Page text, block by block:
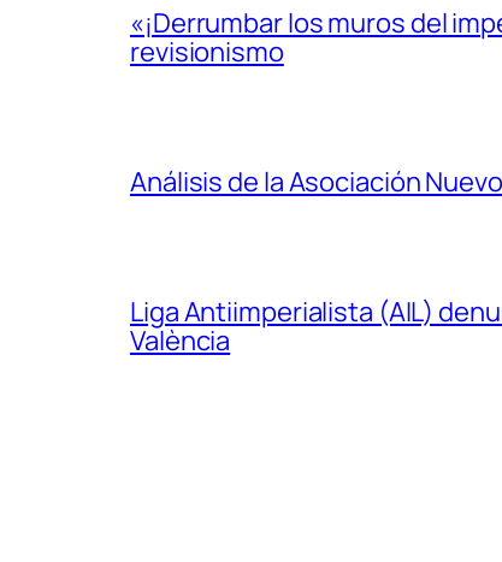
«¡Derrumbar los muros del
revisionismo
Análisis de la Asociación
Liga Antiimperialista (AIL)
València